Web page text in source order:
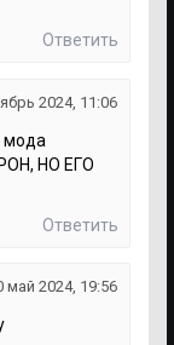
Ответить
2024, 11:06
мода
НО ЕГО
Ответить
май 2024, 19:56